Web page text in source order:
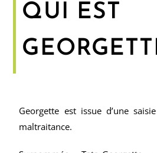
QUI EST
Georgette est issue d’une
maltraitance.